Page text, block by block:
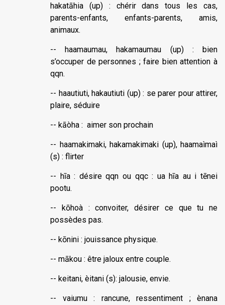
hakatāhia (up) : chérir dans tous les cas,
parents-enfants, enfants-parents, amis,
animaux.
-- haamaumau, hakamaumau (up) : bien
s’occuper de personnes ; faire bien attention à
qqn.
-- haautiuti, hakautiuti (up) : se parer pour attirer,
plaire, séduire
-- kāòha : aimer son prochain
-- haamakimaki, hakamakimaki (up), haamaìmaì
(s) : flirter
-- hīa : désire qqn ou qqc : ua hīa au i tēnei
pootu.
-- kōhoà : convoiter, désirer ce que tu ne
possèdes pas.
-- kōnini : jouissance physique.
-- mākou : être jaloux entre couple.
-- keitani, èitani (s): jalousie, envie.
-- vaiumu : rancune, ressentiment ; ènana